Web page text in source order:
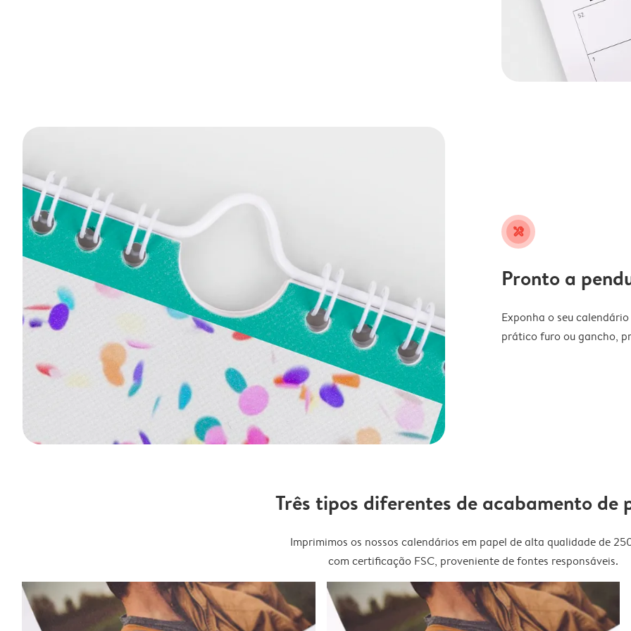
tools
Pronto a
Exponha o seu
prático furo ou gancho,
Três tipos diferentes de acabamento de
Imprimimos os nossos calendários em papel de alta qualidade de
com certificação FSC, proveniente de fontes responsáveis.